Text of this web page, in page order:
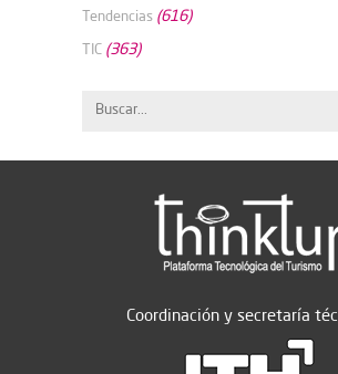
Tendencias (616)
TIC (363)
Coordinación y secretaría